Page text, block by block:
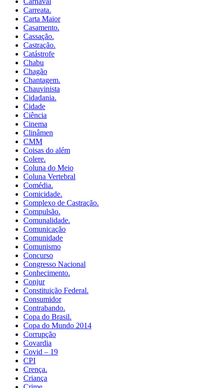
Carreata.
Carta Maior
Casamento.
Cassação.
Castração.
Catástrofe
Chabu
Chagão
Chantagem.
Chauvinista
Cidadania.
Cidade
Ciência
Cinema
Clinâmen
CMM
Coisas do além
Colere.
Coluna do Meio
Coluna Vertebral
Comédia.
Comicidade.
Complexo de Castração.
Compulsão.
Comunalidade.
Comunicação
Comunidade
Comunismo
Concurso
Congresso Nacional
Conhecimento.
Conjur
Constituição Federal.
Consumidor
Contrabando.
Copa do Brasil.
Copa do Mundo 2014
Corrupção
Covardia
Covid – 19
CPI
Crença.
Criança